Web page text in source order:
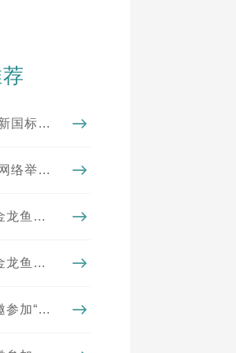
食品标签“新国标”实施进入倒计时！看懂4大变化，从此不踩坑
2026全国网络举报系列宣传活动（湖北站）走进益海嘉里金龙鱼
益海嘉里金龙鱼母公司排名《财富》世界500强第195位
第十二届金龙鱼外婆乡小榨菜籽油菜花节圆满收官
涂长明受邀参加“第四届海峡两岸乡村振兴与共同富裕论坛”